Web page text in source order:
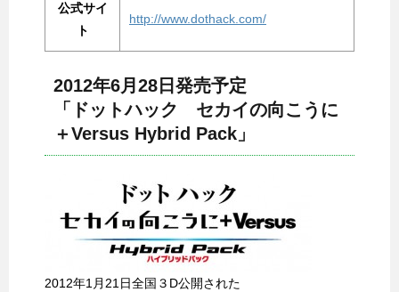
公式サイ
ト
http://www.dothack.com/
2012年6月28日発売予定
「ドットハック セカイの向こうに
＋Versus Hybrid Pack」
2012年1月21日全国３D公開された